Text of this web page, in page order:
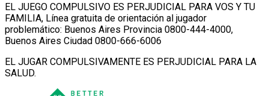
EL JUEGO COMPULSIVO ES PERJUDICIAL PARA VOS Y TU
FAMILIA, Línea gratuita de orientación al jugador
problemático: Buenos Aires Provincia 0800-444-4000,
Buenos Aires Ciudad 0800-666-6006
EL JUGAR COMPULSIVAMENTE ES PERJUDICIAL PARA LA
SALUD.